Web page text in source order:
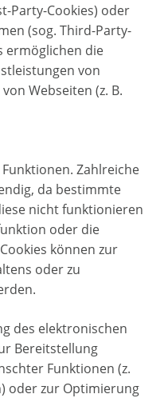
Party-Cookies) oder
(sog. Third-Party-
ermöglichen die
von
Webseiten (z. B.
Zahlreiche
da bestimmte
nicht funktionieren
oder die
können zur
oder zu
des elektronischen
Bereitstellung
Funktionen (z.
oder zur Optimierung